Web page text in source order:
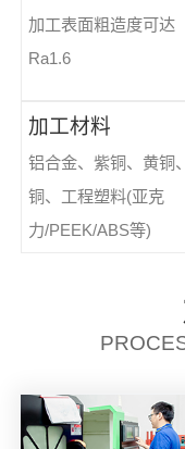
加工表面粗造度可达
Ra1.6
加工材料
铝合金、紫铜、黄铜
铜、工程塑料(亚克
力/PEEK/ABS等)